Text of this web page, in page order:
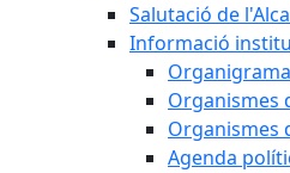
Salutació de
Informació
Organigrama
Organismes
Organismes
Agenda